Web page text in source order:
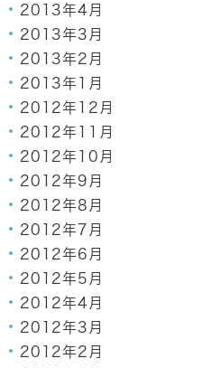
2013年4月
2013年3月
2013年2月
2013年1月
2012年12月
2012年11月
2012年10月
2012年9月
2012年8月
2012年7月
2012年6月
2012年5月
2012年4月
2012年3月
2012年2月